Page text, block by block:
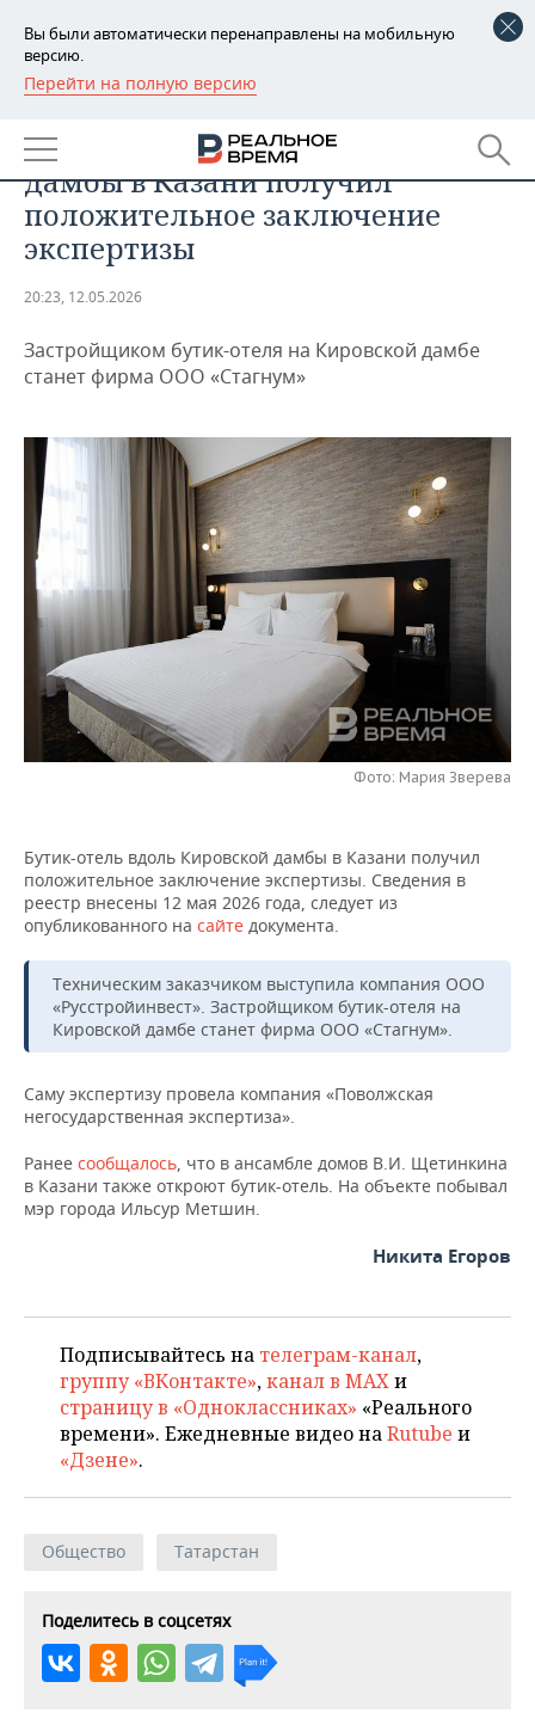
Вы были автоматически перенаправлены на мобильную
версию.
Перейти на полную версию
РЕГИОНЫ
БАШКОРТОСТАН
ТАТАРСТАН
УДМУРТИЯ
НОВОСТИ
АНАЛИТИКА
НОВОСТИ АНАЛИТИКИ
ДЕКЛАРАЦИИ О ДОХОДАХ
КОРОЛИ ГОСЗАКАЗА ПФО
КОМУ ПРИНАДЛЕЖАТ
ТОРГОВЫЕ ЦЕНТРЫ
ТАТАРСТАНА
ЭКОНОМИКА
НОВОСТИ ЭКОНОМИКИ
ФИНАНСЫ
БЮДЖЕТ
ИНВЕСТИЦИИ
ПРОМЫШЛЕННОСТЬ
НОВОСТИ
ПРОМЫШЛЕННОСТИ
АГРОПРОМ
МАШИНОСТРОЕНИЕ
НЕФТЕХИМИЯ
НЕФТЬ
ОПК
ЭНЕРГЕТИКА
НЕДВИЖИМОСТЬ
НОВОСТИ АВТО
БИЗНЕС
НОВОСТИ БИЗНЕСА
РОЗНИЧНАЯ ТОРГОВЛЯ
ТРАНСПОРТ
УСЛУГИ
ТЕХНОЛОГИИ
НОВОСТИ ТЕХНОЛОГИЙ
IT
МЕДИА
ТЕЛЕКОММУНИКАЦИИ
МЕРОПРИЯТИЯ
НОВОСТИ МЕРОПРИЯТИЙ
ВЫЕЗДНАЯ РЕДАКЦИЯ
БИЗНЕС-БРАНЧИ
ОТКРЫТАЯ ЛЕКЦИЯ
СПОРТ
НОВОСТИ СПОРТА
ФУТБОЛ
БАСКЕТБОЛ
ВОЛЕЙБОЛ
КИБЕРСПОРТ
ФИГУРНОЕ КАТАНИЕ
ХОККЕЙ С МЯЧОМ
ОБЩЕСТВО
НОВОСТИ ОБЩЕСТВА
ИНФРАСТРУКТУРА
ИСТОРИЯ
КУЛЬТУРА
МЕДИЦИНА
ПРОИСШЕСТВИЯ
ФОТОГАЛЕРЕЯ
СПРАВОЧНИК
СПИСОК ПЕРСОН
СПИСОК КОМПАНИЙ
ПОЛНАЯ ВЕРСИЯ
Бутик-отель вдоль Кировской
дамбы в Казани получил
положительное заключение
экспертизы
20:23, 12.05.2026
Застройщиком бутик-отеля на Кировской дамбе
станет фирма ООО «Стагнум»
Фото: Мария Зверева
Бутик-отель вдоль Кировской дамбы в Казани получил
положительное заключение экспертизы. Сведения в
реестр внесены 12 мая 2026 года, следует из
опубликованного на сайте документа.
Техническим заказчиком выступила компания ООО
«Русстройинвест». Застройщиком бутик-отеля на
Кировской дамбе станет фирма ООО «Стагнум».
Саму экспертизу провела компания «Поволжская
негосударственная экспертиза».
Ранее сообщалось, что в ансамбле домов В.И. Щетинкина
в Казани также откроют бутик-отель. На объекте побывал
мэр города Ильсур Метшин.
Никита Егоров
Подписывайтесь на телеграм-канал,
группу «ВКонтакте»,канал в MAXи
страницу в «Одноклассниках» «Реального
времени». Ежедневные видео наRutube и
«Дзене».
Общество Татарстан
Поделитесь в соцсетях